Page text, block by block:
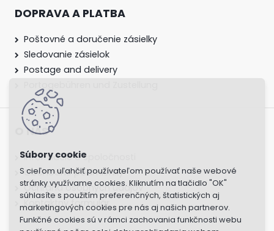
S cieľom uľahčiť používateľom používať naše webové
stránky využívame cookies. Kliknutím na tlačidlo "OK"
súhlasíte s použitím preferenčných, štatistických aj
marketingových cookies pre nás aj našich partnerov.
Funkčné cookies sú v rámci zachovania funkčnosti webu
DOPRAVA A PLATBA
Poštovné a doručenie zásielky
Sledovanie zásielok
Postage and delivery
O NÁS
Informácie o spoločnosti
Obchodné podmienky
Ochrana osobných údajov
Kontaktny formulár